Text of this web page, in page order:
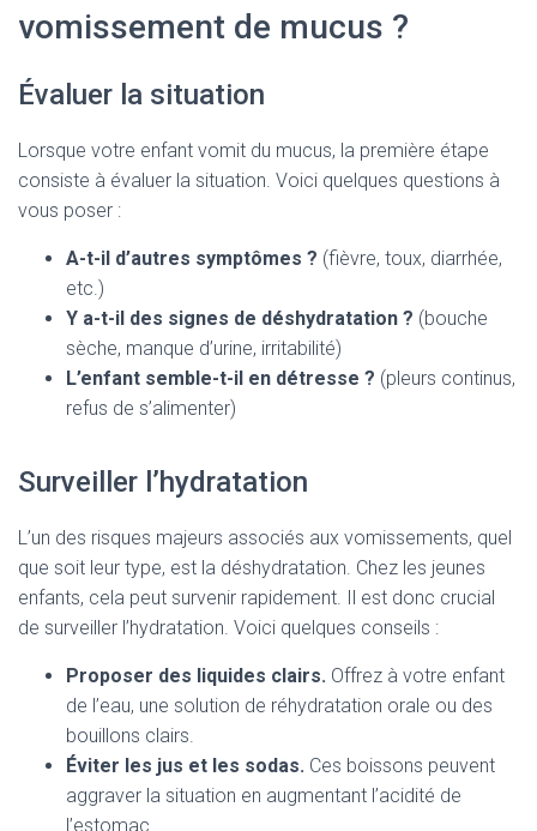
vomissement de mucus ?
Évaluer la situation
Lorsque votre enfant vomit du mucus, la première étape
consiste à évaluer la situation. Voici quelques questions à
vous poser :
A-t-il d’autres symptômes ? (fièvre, toux, diarrhée,
etc.)
Y a-t-il des signes de déshydratation ? (bouche
sèche, manque d’urine, irritabilité)
L’enfant semble-t-il en détresse ? (pleurs continus,
refus de s’alimenter)
Surveiller l’hydratation
L’un des risques majeurs associés aux vomissements, quel
que soit leur type, est la déshydratation. Chez les jeunes
enfants, cela peut survenir rapidement. Il est donc crucial
de surveiller l’hydratation. Voici quelques conseils :
Proposer des liquides clairs. Offrez à votre enfant
de l’eau, une solution de réhydratation orale ou des
bouillons clairs.
Éviter les jus et les sodas. Ces boissons peuvent
aggraver la situation en augmentant l’acidité de
l’estomac.